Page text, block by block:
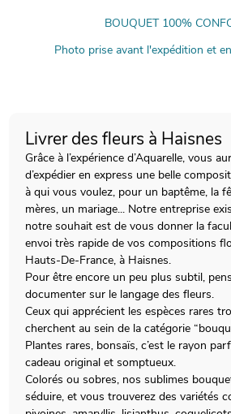
BOUQUET 100%
Photo prise avant l'expédition et
Livrer des fleurs à Haisnes
Grâce à l’expérience d’Aquarelle, vous
d’expédier en express une belle
à qui vous voulez, pour un baptême, la
mères, un mariage... Notre entreprise
notre souhait est de vous donner la
envoi très rapide de vos compositions
Hauts-De-France, à Haisnes.
Pour être encore un peu plus subtil,
documenter sur le langage des fleurs.
Ceux qui apprécient les espèces rares
cherchent au sein de la catégorie
Plantes rares, bonsaïs, c’est le rayon
cadeau original et somptueux.
Colorés ou sobres, nos sublimes
séduire, et vous trouverez des variétés